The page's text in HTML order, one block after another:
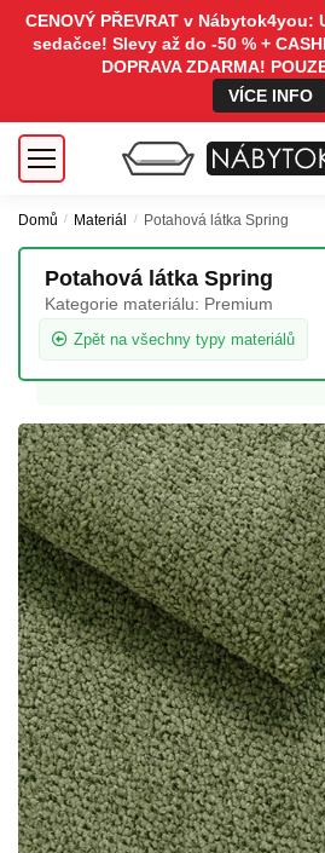
CENOVÝ PŘEVRAT v
sedačce! Slevy až do -50 % +
DOPRAVA ZDARMA!
VÍCE INFO
Domů / Materiál / Potahová látka Spring
Potahová látka Spring
Kategorie materiálu: Premium
Zpět na všechny typy materiálů